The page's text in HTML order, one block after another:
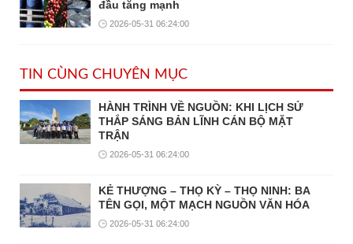
đầu tăng mạnh
2026-05-31 06:24:00
TIN CÙNG CHUYÊN MỤC
HÀNH TRÌNH VỀ NGUỒN: KHI LỊCH SỬ
THẮP SÁNG BẢN LĨNH CÁN BỘ MẶT
TRẬN
2026-05-31 06:24:00
KẺ THƯỢNG – THỌ KỲ – THỌ NINH: BA
TÊN GỌI, MỘT MẠCH NGUỒN VĂN HÓA
2026-05-31 06:24:00